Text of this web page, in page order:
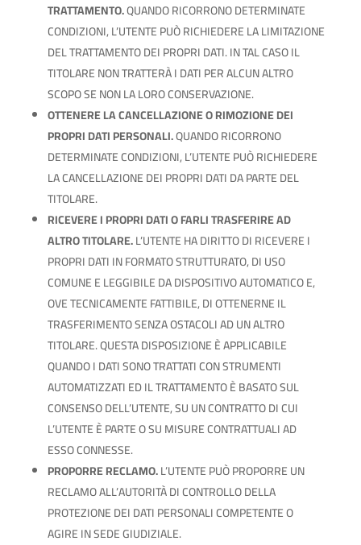
TRATTAMENTO.QUANDO RICORRONO DETERMINATE
CONDIZIONI, L’UTENTE PUÒ RICHIEDERE LA LIMITAZIONE
DEL TRATTAMENTO DEI PROPRI DATI. IN TAL CASO IL
TITOLARE NON TRATTERÀ I DATI PER ALCUN ALTRO
SCOPO SE NON LA LORO CONSERVAZIONE.
OTTENERE LA CANCELLAZIONE O RIMOZIONE DEI
PROPRI DATI PERSONALI.QUANDO RICORRONO
DETERMINATE CONDIZIONI, L’UTENTE PUÒ RICHIEDERE
LA CANCELLAZIONE DEI PROPRI DATI DA PARTE DEL
TITOLARE.
RICEVERE I PROPRI DATI O FARLI TRASFERIRE AD
ALTRO TITOLARE.L’UTENTE HA DIRITTO DI RICEVERE I
PROPRI DATI IN FORMATO STRUTTURATO, DI USO
COMUNE E LEGGIBILE DA DISPOSITIVO AUTOMATICO E,
OVE TECNICAMENTE FATTIBILE, DI OTTENERNE IL
TRASFERIMENTO SENZA OSTACOLI AD UN ALTRO
TITOLARE. QUESTA DISPOSIZIONE È APPLICABILE
QUANDO I DATI SONO TRATTATI CON STRUMENTI
AUTOMATIZZATI ED IL TRATTAMENTO È BASATO SUL
CONSENSO DELL’UTENTE, SU UN CONTRATTO DI CUI
L’UTENTE È PARTE O SU MISURE CONTRATTUALI AD
ESSO CONNESSE.
PROPORRE RECLAMO.L’UTENTE PUÒ PROPORRE UN
RECLAMO ALL’AUTORITÀ DI CONTROLLO DELLA
PROTEZIONE DEI DATI PERSONALI COMPETENTE O
AGIRE IN SEDE GIUDIZIALE.